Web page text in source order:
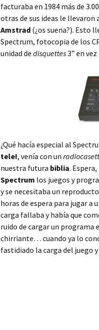
facturaba en 1984 más de
otras de sus ideas le llevaron
Amstrad (¿os suena?). Esto
Spectrum, fotocopia de los
unidad de disquettes3” en
¿Qué hacía especial al
tele!, venía con un
nuestra futura biblia.
Spectrum los juegos y
y se necesitaba un
horas de espera para jugar a
carga fallaba y había que
ruido de cargar un programa
chirriante… cuando ya lo
fastidiado la carga del juego